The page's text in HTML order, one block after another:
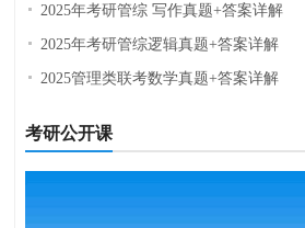
2025年考研管综 写作真题+答案详解
2025年考研管综逻辑真题+答案详解
2025管理类联考数学真题+答案详解
考研公开课